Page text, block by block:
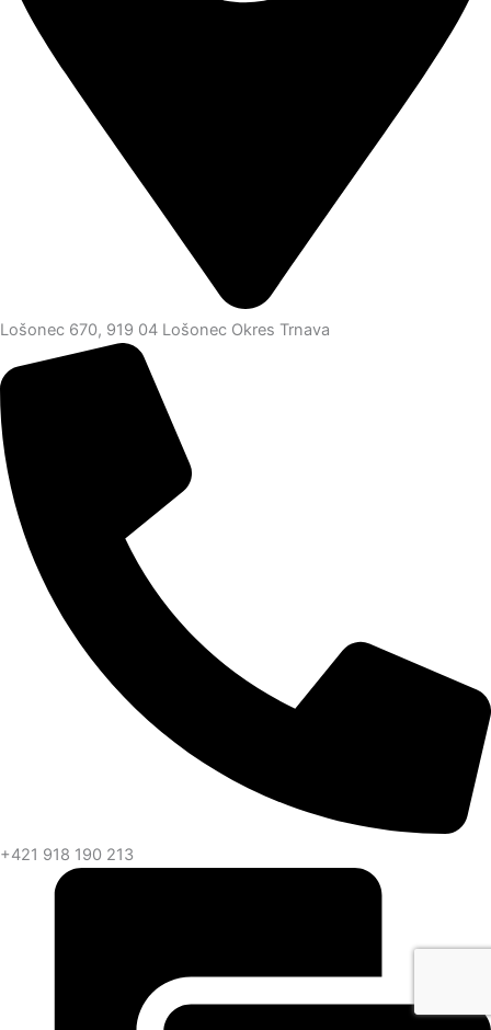
Lošonec 670, 919 04 Lošonec Okres Trnava
+421 918 190 213